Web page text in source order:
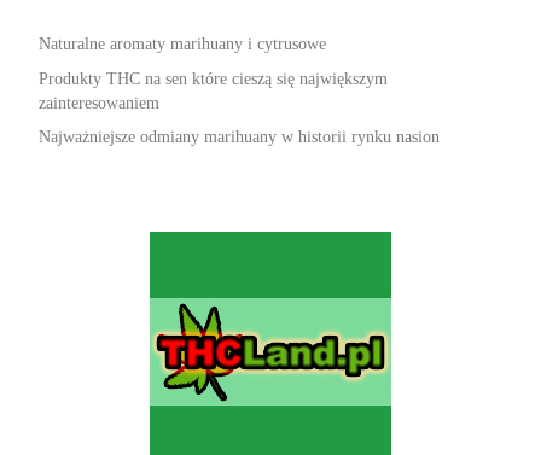
Naturalne aromaty marihuany i cytrusowe
Produkty THC na sen które cieszą się największym
zainteresowaniem
Najważniejsze odmiany marihuany w historii rynku nasion